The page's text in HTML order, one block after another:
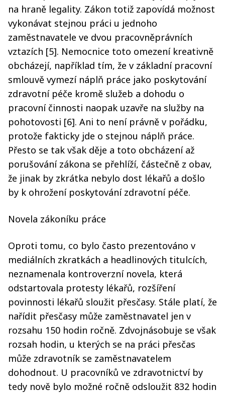
na hraně legality. Zákon totiž zapovídá možnost
vykonávat stejnou práci u jednoho
zaměstnavatele ve dvou pracovněprávních
vztazích [5]. Nemocnice toto omezení kreativně
obcházejí, například tím, že v základní pracovní
smlouvě vymezí náplň práce jako poskytování
zdravotní péče kromě služeb a dohodu o
pracovní činnosti naopak uzavře na služby na
pohotovosti [6]. Ani to není právně v pořádku,
protože fakticky jde o stejnou náplň práce.
Přesto se tak však děje a toto obcházení až
porušování zákona se přehlíží, částečně z obav,
že jinak by zkrátka nebylo dost lékařů a došlo
by k ohrožení poskytování zdravotní péče.
Novela zákoníku práce
Oproti tomu, co bylo často prezentováno v
mediálních zkratkách a headlinových titulcích,
neznamenala kontroverzní novela, která
odstartovala protesty lékařů, rozšíření
povinnosti lékařů sloužit přesčasy. Stále platí, že
nařídit přesčasy může zaměstnavatel jen v
rozsahu 150 hodin ročně. Zdvojnásobuje se však
rozsah hodin, u kterých se na práci přesčas
může zdravotník se zaměstnavatelem
dohodnout. U pracovníků ve zdravotnictví by
tedy nově bylo možné ročně odsloužit 832 hodin